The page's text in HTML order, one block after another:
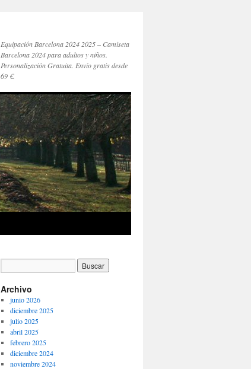
Equipación Barcelona 2024 2025 – Camiseta
Barcelona 2024 para adultos y niños.
Personalización Gratuita. Envío gratis desde
69 €.
Archivo
junio 2026
diciembre 2025
julio 2025
abril 2025
febrero 2025
diciembre 2024
noviembre 2024